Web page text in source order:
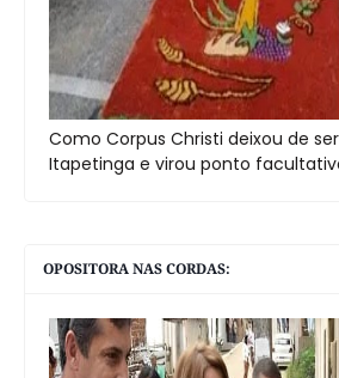
Como Corpus Christi deixou de
Itapetinga e virou ponto
OPOSITORA NAS CORDAS: